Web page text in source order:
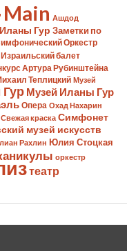
Main Ашдод
Гур Заметки по
Оркестр
Израильский балет
Артура Рубинштейна
Теплицкий Музей
Музей Иланы Гур
Опера Охад Нахарин
Свежая краска Симфонет
музей искусств
Рахлин Юлия Стоцкая
оркестр
театр